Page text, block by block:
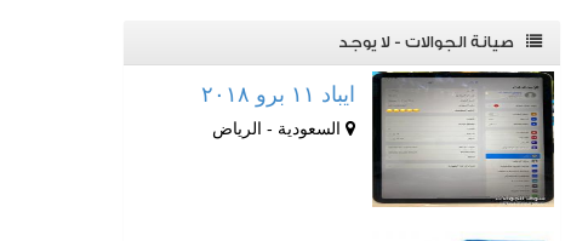
صيانة الجوالات - لا يوجد
ايباد ١١ برو ٢٠١٨
السعودية - الرياض